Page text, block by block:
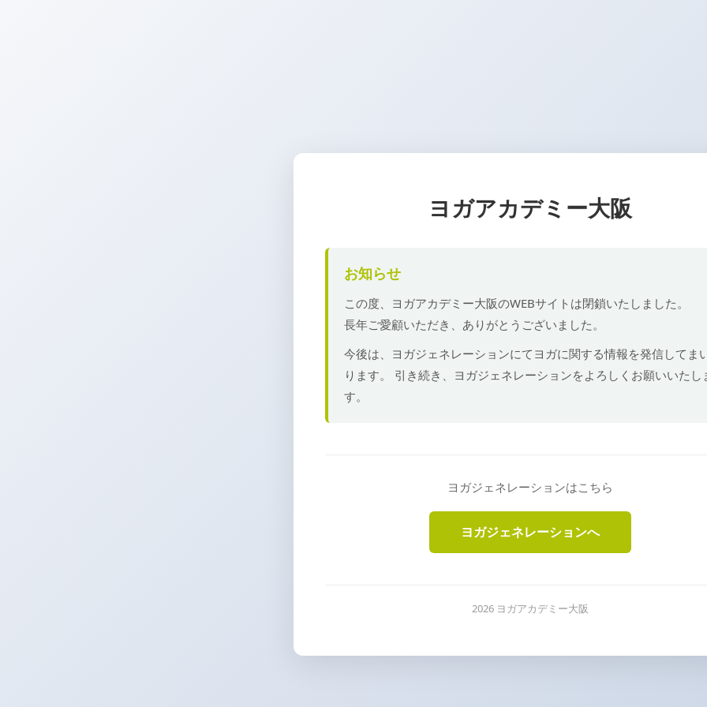
ヨガアカデミー大阪
お知らせ
この度、ヨガアカデミー大阪のWEBサイトは閉鎖いたしました。
長年ご愛顧いただき、ありがとうございました。
今後は、ヨガジェネレーションにてヨガに関する情報を発信してま
ります。 引き続き、ヨガジェネレーションをよろしくお願いいたし
す。
ヨガジェネレーションはこちら
ヨガジェネレーションへ
2026 ヨガアカデミー大阪